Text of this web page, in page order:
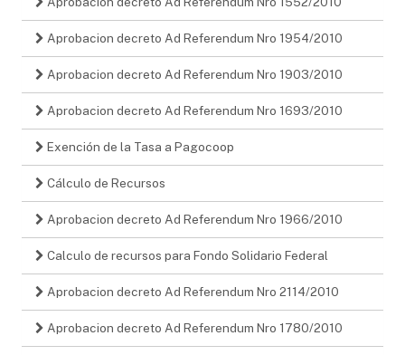
Aprobacion decreto Ad Referendum Nro 1954/2010
Aprobacion decreto Ad Referendum Nro 1903/2010
Aprobacion decreto Ad Referendum Nro 1693/2010
Exención de la Tasa a Pagocoop
Cálculo de Recursos
Aprobacion decreto Ad Referendum Nro 1966/2010
Calculo de recursos para Fondo Solidario Federal
Aprobacion decreto Ad Referendum Nro 2114/2010
Aprobacion decreto Ad Referendum Nro 1780/2010